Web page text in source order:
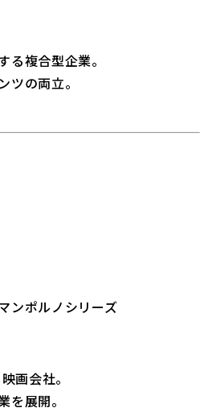
る複合型企業。
ツの両立。
ンポルノシリーズ
画会社。
を展開。